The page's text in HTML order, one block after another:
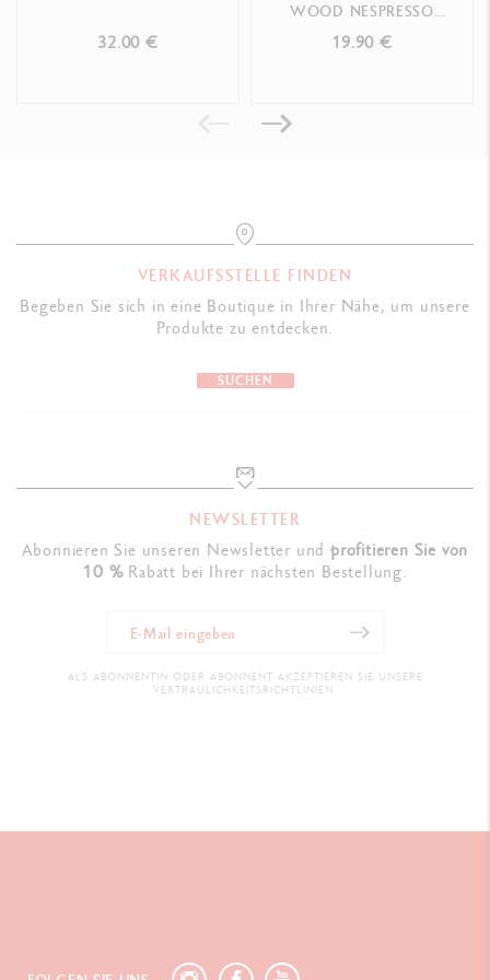
32.00 €
WOOD NESPRESSO
SONDEREDITION N°1
19.90 €
VERKAUFSSTELLE FINDEN
Begeben Sie sich in eine Boutique in Ihrer Nähe, um unsere
Produkte zu entdecken.
SUCHEN
NEWSLETTER
Abonnieren Sie unseren Newsletter undprofitieren Sie von
10 %Rabatt bei Ihrer nächsten Bestellung.
ALS ABONNENTIN ODER ABONNENT AKZEPTIEREN SIE UNSERE
VERTRAULICHKEITSRICHTLINIEN.